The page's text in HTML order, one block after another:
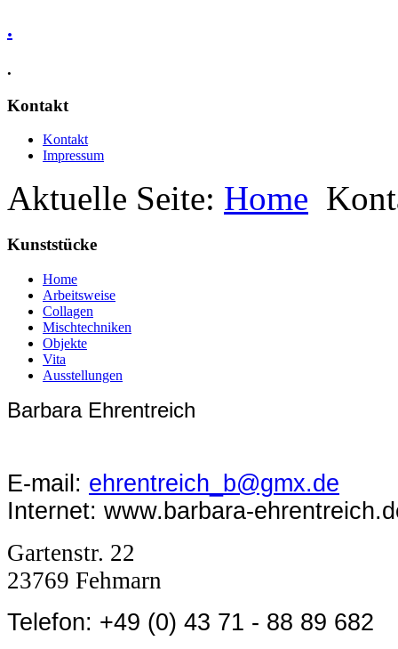
.
.
Kontakt
Kontakt
Impressum
Aktuelle Seite: Home
Kunststücke
Home
Arbeitsweise
Collagen
Mischtechniken
Objekte
Vita
Ausstellungen
Barbara Ehrentreich
E-mail: ehrentreich_b@gmx.de
Internet: www.barbara-
Gartenstr. 22
23769 Fehmarn
Telefon: +49 (0) 43 71 - 88 89 682